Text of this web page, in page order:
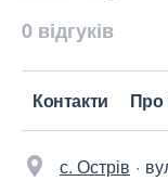
0 відгуків
Контакти Про
с. Острів